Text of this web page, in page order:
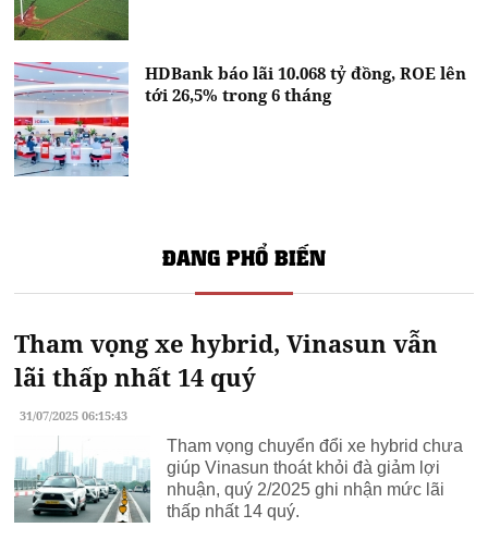
HDBank báo lãi 10.068 tỷ đồng, ROE lên
tới 26,5% trong 6 tháng
ĐANG PHỔ BIẾN
Tham vọng xe hybrid, Vinasun vẫn
lãi thấp nhất 14 quý
31/07/2025 06:15:43
Tham vọng chuyển đổi xe hybrid chưa
giúp Vinasun thoát khỏi đà giảm lợi
nhuận, quý 2/2025 ghi nhận mức lãi
thấp nhất 14 quý.